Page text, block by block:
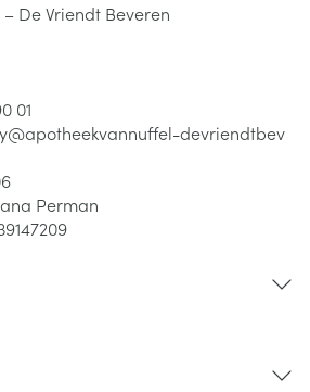
De Vriendt Beveren
01
apotheekvannuffel-devriendtbev
Perman